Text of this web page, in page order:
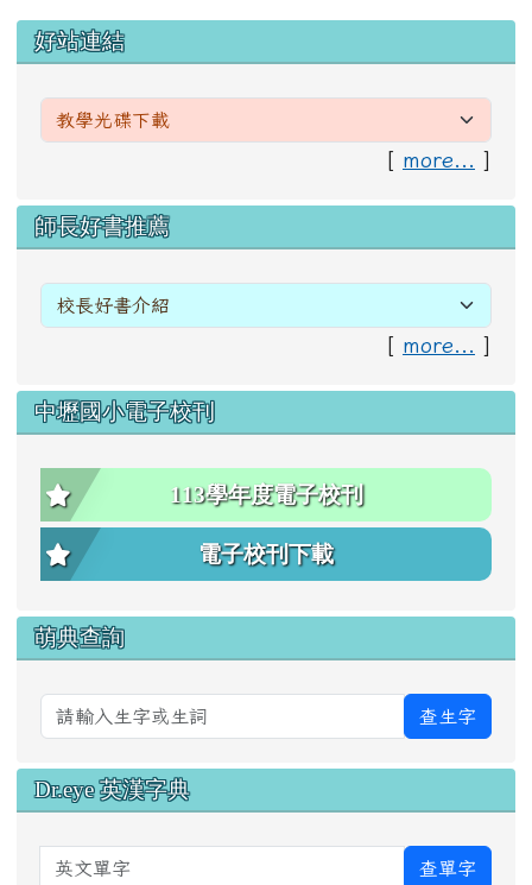
左邊區域內容
好站連結
[ more... ]
右邊區域內容
師長好書推薦
[ more... ]
中壢國小電子校刊
113學年度電子校刊
電子校刊下載
萌典查詢
查生字
Dr.eye 英漢字典
英文單字 查單字